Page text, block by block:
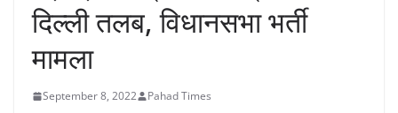
दिल्ली तलब, विधानसभा भर्ती
मामला
September 8, 2022 Pahad Times